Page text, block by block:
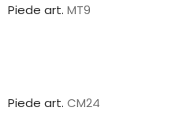
Piede art. MT9
Piede art. CM24